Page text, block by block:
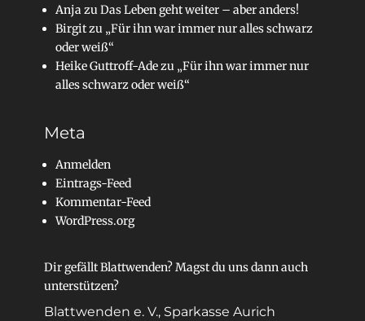
AnjazuDas Leben geht weiter – aber anders!
Birgitzu „Für ihn war immer nur alles schwarz
oder weiß“
Heike Guttroff-Adezu „Für ihn war immer nur
alles schwarz oder weiß“
Meta
Anmelden
Eintrags-Feed
Kommentar-Feed
WordPress.org
Dir gefällt Blattwenden? Magst du uns dann auch
unterstützen?
Blattwenden e. V., Sparkasse Aurich